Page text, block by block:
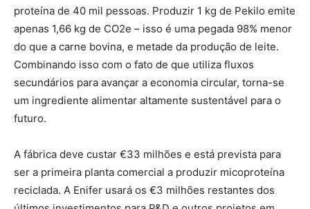
proteína de 40 mil pessoas. Produzir 1 kg de Pekilo emite
apenas 1,66 kg de CO2e – isso é uma pegada 98% menor
do que a carne bovina, e metade da produção de leite.
Combinando isso com o fato de que utiliza fluxos
secundários para avançar a economia circular, torna-se
um ingrediente alimentar altamente sustentável para o
futuro.
A fábrica deve custar €33 milhões e está prevista para
ser a primeira planta comercial a produzir micoproteína
reciclada. A Enifer usará os €3 milhões restantes dos